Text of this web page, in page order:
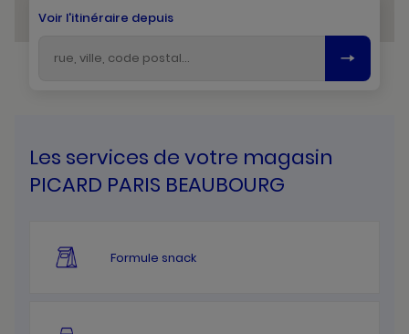
Voir l'itinéraire depuis
Les services de votre magasin
PICARD PARIS BEAUBOURG
Formule snack